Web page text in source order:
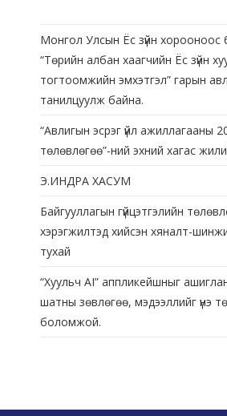
Монгол Улсын Ёс зүйн хорооноос
“Төрийн албан хаагчийн Ёс зүйн
тогтоомжийн эмхэтгэл” гарын
танилцуулж байна.
“Авлигын эсрэг үйл ажиллагааны
төлөвлөгөө”-ний эхний хагас
Э.ИНДРА ХАСУМ
Байгууллагын гүйцэтгэлийн
хэрэгжилтэд хийсэн хяналт-
тухай
“Хуульч АІ” аппликейшныг
шатны зөвлөгөө, мэдээллийг үнэ
боломжой.